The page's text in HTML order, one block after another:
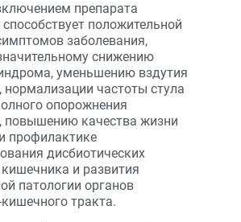
препарата
положительной
заболевания,
снижению
уменьшению вздутия
нормализации частоты стула
опорожнения
повышению качества жизни
профилактике
дисбиотических
и развития
патологии органов
тракта.